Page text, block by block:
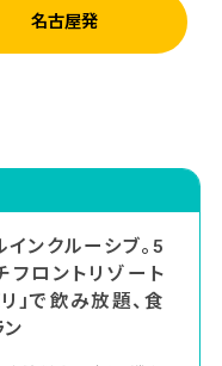
名古屋発
ンクルーシブ。5
フロントリゾート
」で飲み放題、食